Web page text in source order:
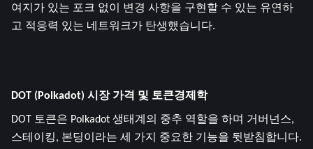
여지가 있는 포크 없이 변경 사항을 구현할 수 있는 유연하
고 적응력 있는 네트워크가 탄생했습니다.
DOT (Polkadot) 시장 가격 및 토큰경제학
DOT 토큰은 Polkadot 생태계의 중추 역할을 하며 거버넌스,
스테이킹, 본딩이라는 세 가지 중요한 기능을 뒷받침합니다.